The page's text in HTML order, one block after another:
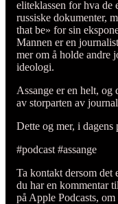
eliteklassen for hva de
russiske dokumenter,
that be» for sin
Mannen er en
mer om å holde andre
ideologi.
Assange er en helt, og
av storparten av
Dette og mer, i dagens
#podcast #assange
Ta kontakt dersom det
du har en kommentar
på Apple Podcasts,